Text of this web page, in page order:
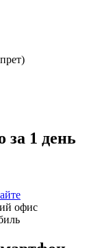
за 1 день
офис